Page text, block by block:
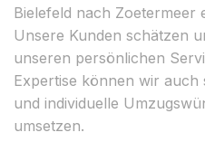
Bielefeld nach
Unsere Kunden schätzen
unseren persönlichen
Expertise können wir
und individuelle
umsetzen.